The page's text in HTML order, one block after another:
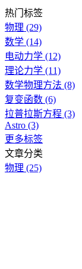
热门标签
物理 (29)
数学 (14)
电动力学 (12)
理论力学 (11)
数学物理方法 (8)
复变函数 (6)
拉普拉斯方程 (3)
Astro (3)
更多标签
文章分类
物理 (25)